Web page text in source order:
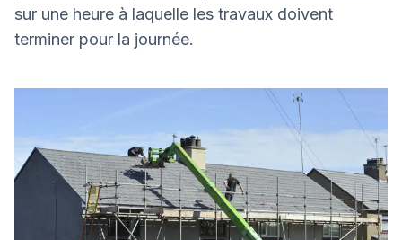
sur une heure à laquelle les travaux doivent
terminer pour la journée.